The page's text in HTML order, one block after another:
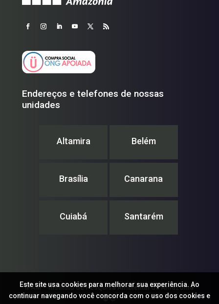
Endereços e telefones de nossas
unidades
Altamira Belém
Brasília Canarana
Cuiabá Santarém
IPAM – Instituto de Pesquisa Ambiental da Amazônia
© ®
Este site usa cookies para melhorar sua experiência. Ao
continuar navegando você concorda com o uso dos cookies e